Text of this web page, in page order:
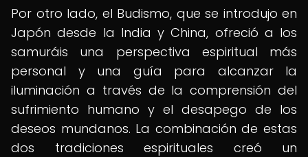
Por otro lado, el Budismo, que se introdujo en
Japón desde la India y China, ofreció a los
samuráis una perspectiva espiritual más
personal y una guía para alcanzar la
iluminación a través de la comprensión del
sufrimiento humano y el desapego de los
deseos mundanos. La combinación de estas
dos tradiciones espirituales creó un